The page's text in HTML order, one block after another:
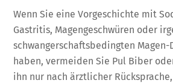
Wenn Sie eine Vorgeschichte mit
Gastritis, Magengeschwüren oder
schwangerschaftsbedingten
haben, vermeiden Sie Pul Biber
ihn nur nach ärztlicher